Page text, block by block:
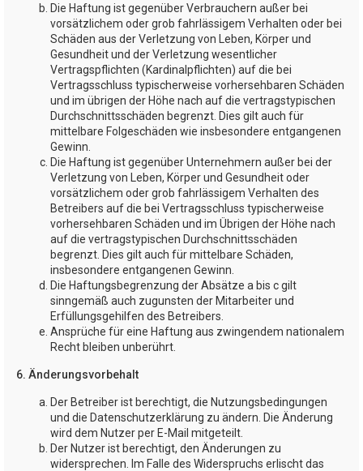
Die Haftung ist gegenüber Verbrauchern außer bei
vorsätzlichem oder grob fahrlässigem Verhalten oder bei
Schäden aus der Verletzung von Leben, Körper und
Gesundheit und der Verletzung wesentlicher
Vertragspflichten (Kardinalpflichten) auf die bei
Vertragsschluss typischerweise vorhersehbaren Schäden
und im übrigen der Höhe nach auf die vertragstypischen
Durchschnittsschäden begrenzt. Dies gilt auch für
mittelbare Folgeschäden wie insbesondere entgangenen
Gewinn.
Die Haftung ist gegenüber Unternehmern außer bei der
Verletzung von Leben, Körper und Gesundheit oder
vorsätzlichem oder grob fahrlässigem Verhalten des
Betreibers auf die bei Vertragsschluss typischerweise
vorhersehbaren Schäden und im Übrigen der Höhe nach
auf die vertragstypischen Durchschnittsschäden
begrenzt. Dies gilt auch für mittelbare Schäden,
insbesondere entgangenen Gewinn.
Die Haftungsbegrenzung der Absätze a bis c gilt
sinngemäß auch zugunsten der Mitarbeiter und
Erfüllungsgehilfen des Betreibers.
Ansprüche für eine Haftung aus zwingendem nationalem
Recht bleiben unberührt.
6. Änderungsvorbehalt
Der Betreiber ist berechtigt, die Nutzungsbedingungen
und die Datenschutzerklärung zu ändern. Die Änderung
wird dem Nutzer per E-Mail mitgeteilt.
Der Nutzer ist berechtigt, den Änderungen zu
widersprechen. Im Falle des Widerspruchs erlischt das